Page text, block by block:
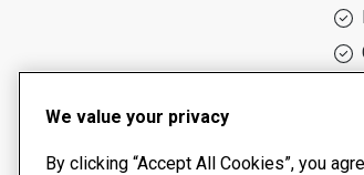
We value your privacy
By clicking “Accept All Cookies”, you